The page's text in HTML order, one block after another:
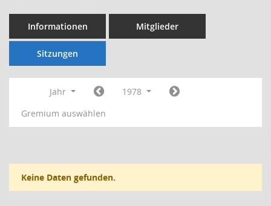
Informationen Mitglieder
Sitzungen
Jahr
1978
Gremium auswählen
Keine Daten gefunden.